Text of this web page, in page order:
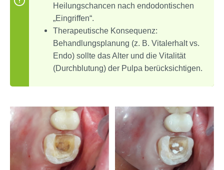
Heilungschancen nach endodontischen
„Eingriffen“.
Therapeutische Konsequenz:
Behandlungsplanung (z. B. Vitalerhalt vs.
Endo) sollte das Alter und die Vitalität
(Durchblutung) der Pulpa berücksichtigen.